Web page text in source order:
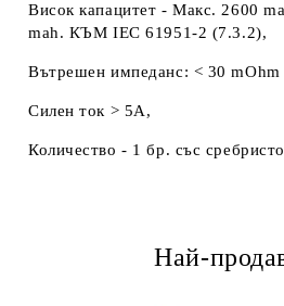
Висок капацитет - Макс. 2600
mah. КЪМ IEC 61951-2 (7.3.2),
Вътрешен импеданс: < 30 mOhm
Силен ток > 5A,
Количество - 1 бр. със
Най-